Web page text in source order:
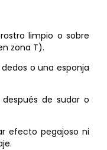
limpio o sobre
zona T).
o una esponja
de sudar o
efecto pegajoso ni